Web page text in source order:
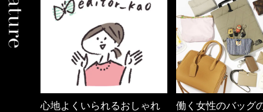
働く女性のバッグの中身
【ワーママのきれ